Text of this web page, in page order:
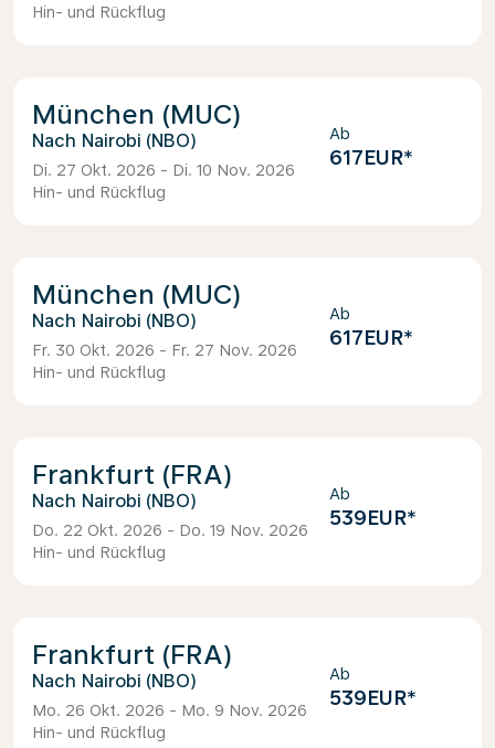
Hin- und Rückflug
München (MUC)
Nairobi (NBO)
Di. 27 Okt. 2026 - Di. 10 Nov. 2026
Hin- und Rückflug
Ab
617EUR*
München (MUC)
Nairobi (NBO)
Fr. 30 Okt. 2026 - Fr. 27 Nov. 2026
Hin- und Rückflug
Ab
617EUR*
Frankfurt (FRA)
Nairobi (NBO)
Do. 22 Okt. 2026 - Do. 19 Nov. 2026
Hin- und Rückflug
Ab
539EUR*
Frankfurt (FRA)
Nairobi (NBO)
Mo. 26 Okt. 2026 - Mo. 9 Nov. 2026
Hin- und Rückflug
Ab
539EUR*